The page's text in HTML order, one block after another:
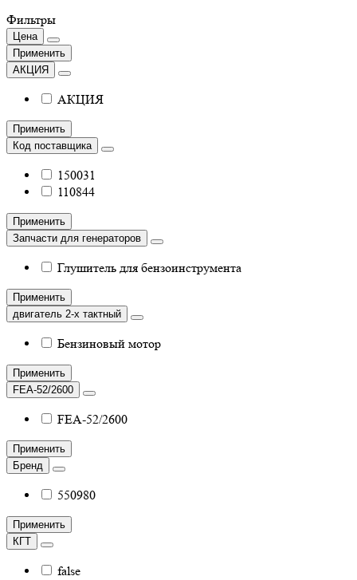
Фильтры
Цена
Применить
АКЦИЯ
АКЦИЯ
Применить
Код поставщика
150031
110844
Применить
Запчасти для генераторов
Глушитель для бензоинструмента
Применить
двигатель 2-х тактный
Бензиновый мотор
Применить
FEA-52/2600
FEA-52/2600
Применить
Бренд
550980
Применить
КГТ
false